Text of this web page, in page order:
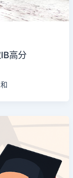
高分